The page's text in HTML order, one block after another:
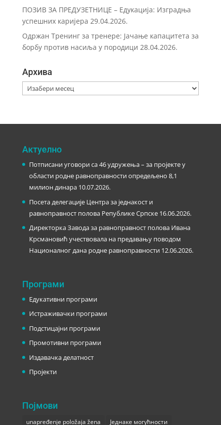
ПОЗИВ ЗА ПРЕДУЗЕТНИЦЕ – Eдукација: Изградња
успешних каријера 29.04.2026.
Одржан Тренинг за тренере: Јачање капацитета за
борбу против насиља у породици 28.04.2026.
Архива
Архива
Актуелно
Потписани уговори са 46 удружења – за пројекте у
области родне равноправности опредељено 8,1
милион динара 10.07.2026.
Посета делегације Центра за једнакост и
равноправност полова Републике Српске 16.06.2026.
Директорка Завода за равноправност полова Ивана
Крсмановић учествовала на предавању поводом
Националног дана родне равноправности 12.06.2026.
Програми
Едукативни програми
Истраживачки програми
Подстицајни програми
Промотивни програми
Издавачка делатност
Пројекти
Појмови
unapređenje položaja žena Једнаке могућности